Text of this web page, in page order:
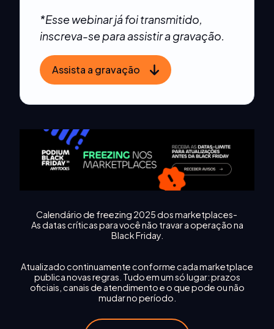
*Esse webinar já foi transmitido,
inscreva-se para assistir a gravação.
Assista a gravação
Calendário de freezing 2025 dos marketplaces-
As datas críticas para você não travar a operação na
Black Friday.
Atualizado continuamente conforme cada marketplace
publica novas regras. Tudo em um só lugar: prazos
oficiais, canais de atendimento e o que pode ou não
mudar no período.